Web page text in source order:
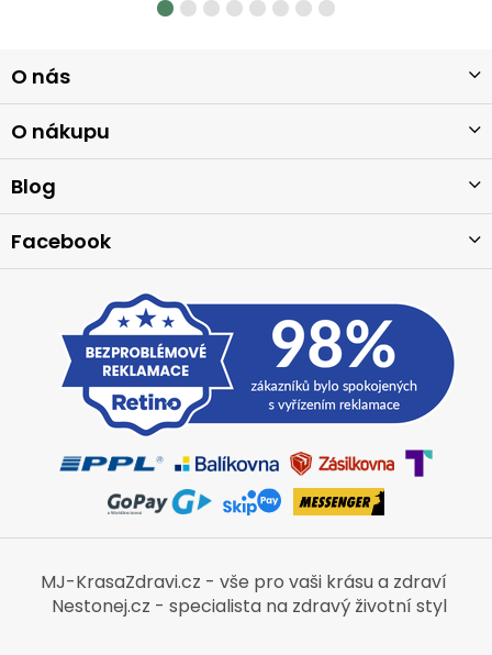
á
p
a
t
O nás
O nákupu
Blog
Facebook
MJ-KrasaZdravi.cz - vše pro vaši krásu a zdraví
Nestonej.cz - specialista na zdravý životní styl